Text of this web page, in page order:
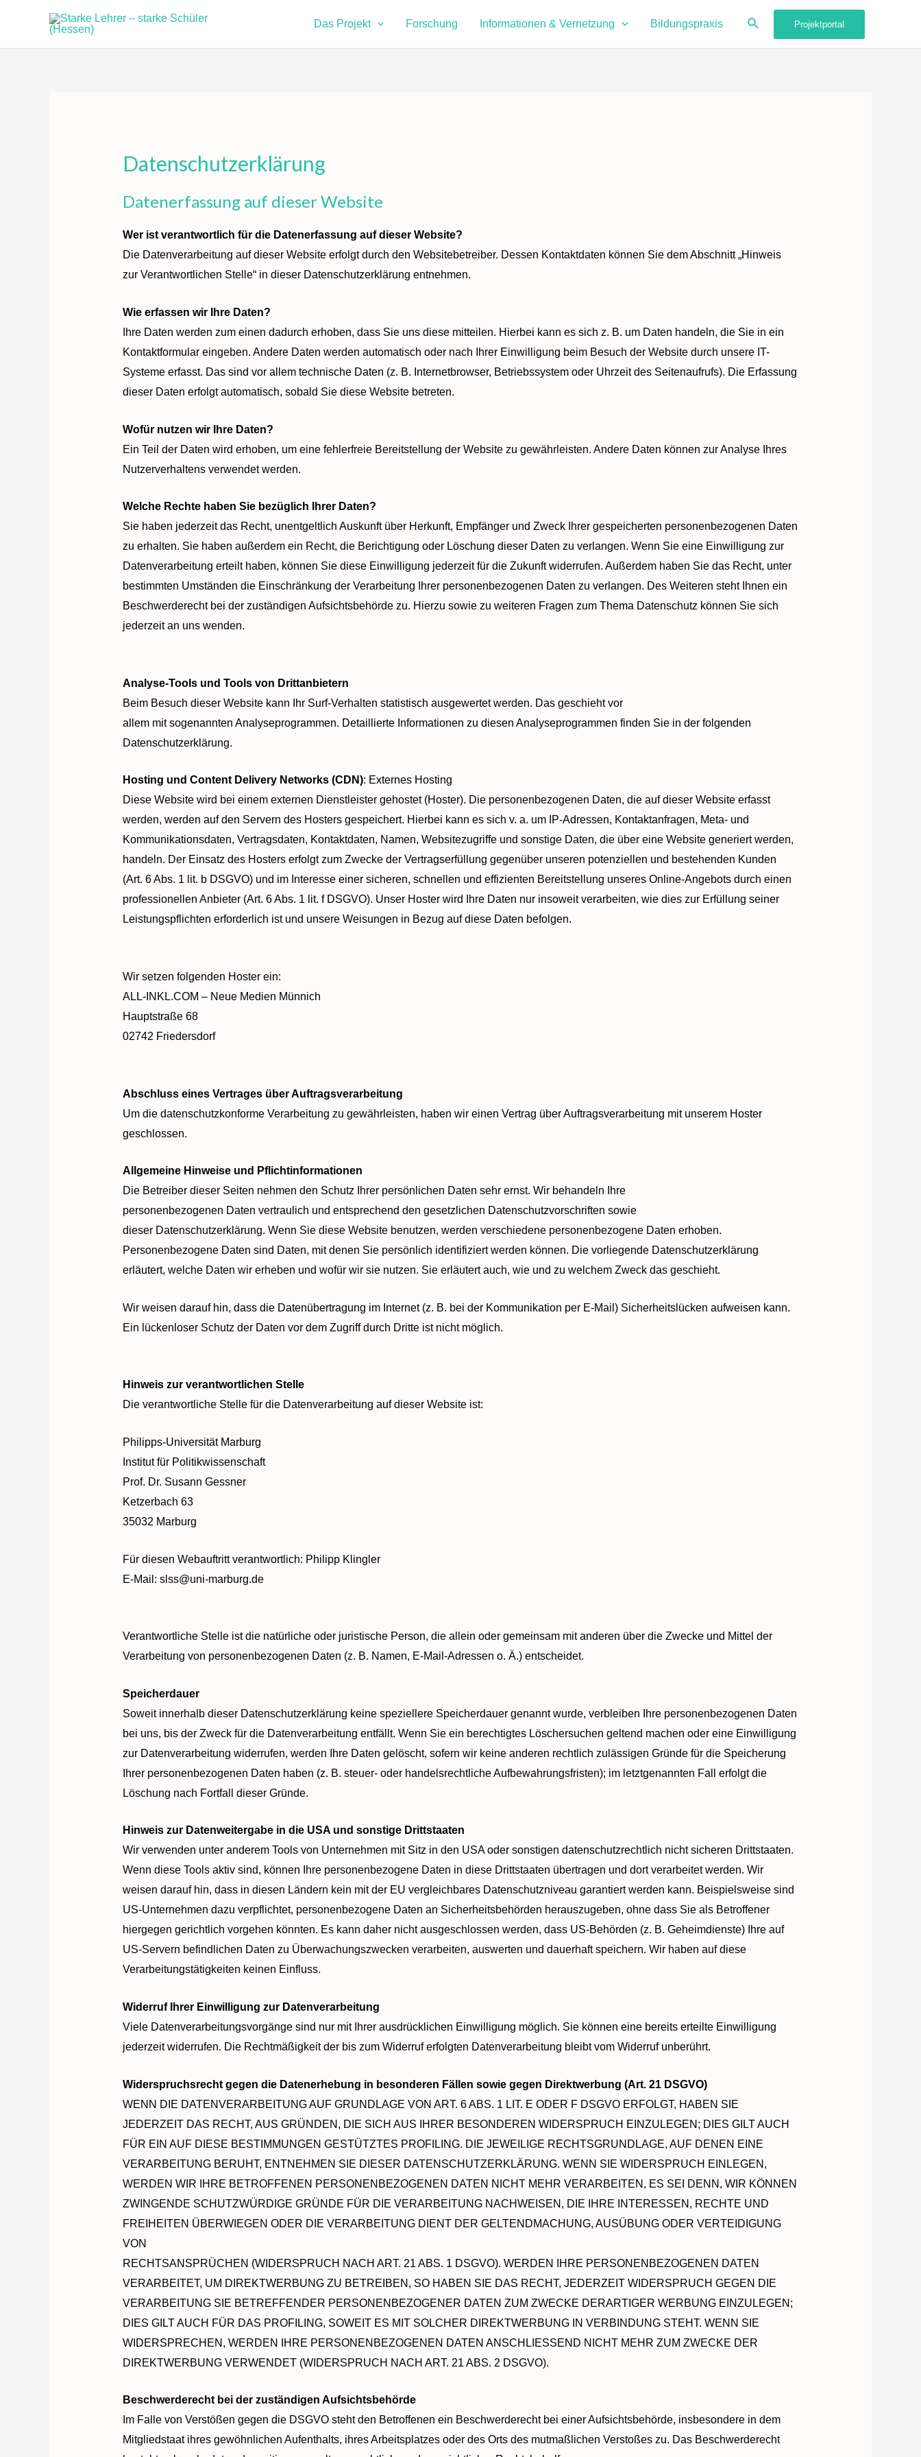
Das Projekt Forschung Informationen & Vernetzung Bildungspraxis Suche Projektportal
Datenschutzerklärung
Datenerfassung auf dieser Website
Wer ist verantwortlich für die Datenerfassung auf dieser Website?
Die Datenverarbeitung auf dieser Website erfolgt durch den Websitebetreiber. Dessen Kontaktdaten können Sie dem Abschnitt „Hinweis
zur Verantwortlichen Stelle“ in dieser Datenschutzerklärung entnehmen.
Wie erfassen wir Ihre Daten?
Ihre Daten werden zum einen dadurch erhoben, dass Sie uns diese mitteilen. Hierbei kann es sich z. B. um Daten handeln, die Sie in ein
Kontaktformular eingeben. Andere Daten werden automatisch oder nach Ihrer Einwilligung beim Besuch der Website durch unsere IT-
Systeme erfasst. Das sind vor allem technische Daten (z. B. Internetbrowser, Betriebssystem oder Uhrzeit des Seitenaufrufs). Die Erfassung
dieser Daten erfolgt automatisch, sobald Sie diese Website betreten.
Wofür nutzen wir Ihre Daten?
Ein Teil der Daten wird erhoben, um eine fehlerfreie Bereitstellung der Website zu gewährleisten. Andere Daten können zur Analyse Ihres
Nutzerverhaltens verwendet werden.
Welche Rechte haben Sie bezüglich Ihrer Daten?
Sie haben jederzeit das Recht, unentgeltlich Auskunft über Herkunft, Empfänger und Zweck Ihrer gespeicherten personenbezogenen Daten
zu erhalten. Sie haben außerdem ein Recht, die Berichtigung oder Löschung dieser Daten zu verlangen. Wenn Sie eine Einwilligung zur
Datenverarbeitung erteilt haben, können Sie diese Einwilligung jederzeit für die Zukunft widerrufen. Außerdem haben Sie das Recht, unter
bestimmten Umständen die Einschränkung der Verarbeitung Ihrer personenbezogenen Daten zu verlangen. Des Weiteren steht Ihnen ein
Beschwerderecht bei der zuständigen Aufsichtsbehörde zu. Hierzu sowie zu weiteren Fragen zum Thema Datenschutz können Sie sich
jederzeit an uns wenden.
Analyse-Tools und Tools von Drittanbietern
Beim Besuch dieser Website kann Ihr Surf-Verhalten statistisch ausgewertet werden. Das geschieht vor
allem mit sogenannten Analyseprogrammen. Detaillierte Informationen zu diesen Analyseprogrammen finden Sie in der folgenden
Datenschutzerklärung.
Hosting und Content Delivery Networks (CDN): Externes Hosting
Diese Website wird bei einem externen Dienstleister gehostet (Hoster). Die personenbezogenen Daten, die auf dieser Website erfasst
werden, werden auf den Servern des Hosters gespeichert. Hierbei kann es sich v. a. um IP-Adressen, Kontaktanfragen, Meta- und
Kommunikationsdaten, Vertragsdaten, Kontaktdaten, Namen, Websitezugriffe und sonstige Daten, die über eine Website generiert werden,
handeln. Der Einsatz des Hosters erfolgt zum Zwecke der Vertragserfüllung gegenüber unseren potenziellen und bestehenden Kunden
(Art. 6 Abs. 1 lit. b DSGVO) und im Interesse einer sicheren, schnellen und effizienten Bereitstellung unseres Online-Angebots durch einen
professionellen Anbieter (Art. 6 Abs. 1 lit. f DSGVO). Unser Hoster wird Ihre Daten nur insoweit verarbeiten, wie dies zur Erfüllung seiner
Leistungspflichten erforderlich ist und unsere Weisungen in Bezug auf diese Daten befolgen.
Wir setzen folgenden Hoster ein:
ALL-INKL.COM – Neue Medien Münnich
Hauptstraße 68
02742 Friedersdorf
Abschluss eines Vertrages über Auftragsverarbeitung
Um die datenschutzkonforme Verarbeitung zu gewährleisten, haben wir einen Vertrag über Auftragsverarbeitung mit unserem Hoster
geschlossen.
Allgemeine Hinweise und Pflichtinformationen
Die Betreiber dieser Seiten nehmen den Schutz Ihrer persönlichen Daten sehr ernst. Wir behandeln Ihre
personenbezogenen Daten vertraulich und entsprechend den gesetzlichen Datenschutzvorschriften sowie
dieser Datenschutzerklärung. Wenn Sie diese Website benutzen, werden verschiedene personenbezogene Daten erhoben.
Personenbezogene Daten sind Daten, mit denen Sie persönlich identifiziert werden können. Die vorliegende Datenschutzerklärung
erläutert, welche Daten wir erheben und wofür wir sie nutzen. Sie erläutert auch, wie und zu welchem Zweck das geschieht.
Wir weisen darauf hin, dass die Datenübertragung im Internet (z. B. bei der Kommunikation per E-Mail) Sicherheitslücken aufweisen kann.
Ein lückenloser Schutz der Daten vor dem Zugriff durch Dritte ist nicht möglich.
Hinweis zur verantwortlichen Stelle
Die verantwortliche Stelle für die Datenverarbeitung auf dieser Website ist:
Philipps-Universität Marburg
Institut für Politikwissenschaft
Prof. Dr. Susann Gessner
Ketzerbach 63
35032 Marburg
Für diesen Webauftritt verantwortlich: Philipp Klingler
E-Mail: slss@uni-marburg.de
Verantwortliche Stelle ist die natürliche oder juristische Person, die allein oder gemeinsam mit anderen über die Zwecke und Mittel der
Verarbeitung von personenbezogenen Daten (z. B. Namen, E-Mail-Adressen o. Ä.) entscheidet.
Speicherdauer
Soweit innerhalb dieser Datenschutzerklärung keine speziellere Speicherdauer genannt wurde, verbleiben Ihre personenbezogenen Daten
bei uns, bis der Zweck für die Datenverarbeitung entfällt. Wenn Sie ein berechtigtes Löschersuchen geltend machen oder eine Einwilligung
zur Datenverarbeitung widerrufen, werden Ihre Daten gelöscht, sofern wir keine anderen rechtlich zulässigen Gründe für die Speicherung
Ihrer personenbezogenen Daten haben (z. B. steuer- oder handelsrechtliche Aufbewahrungsfristen); im letztgenannten Fall erfolgt die
Löschung nach Fortfall dieser Gründe.
Hinweis zur Datenweitergabe in die USA und sonstige Drittstaaten
Wir verwenden unter anderem Tools von Unternehmen mit Sitz in den USA oder sonstigen datenschutzrechtlich nicht sicheren Drittstaaten.
Wenn diese Tools aktiv sind, können Ihre personenbezogene Daten in diese Drittstaaten übertragen und dort verarbeitet werden. Wir
weisen darauf hin, dass in diesen Ländern kein mit der EU vergleichbares Datenschutzniveau garantiert werden kann. Beispielsweise sind
US-Unternehmen dazu verpflichtet, personenbezogene Daten an Sicherheitsbehörden herauszugeben, ohne dass Sie als Betroffener
hiergegen gerichtlich vorgehen könnten. Es kann daher nicht ausgeschlossen werden, dass US-Behörden (z. B. Geheimdienste) Ihre auf
US-Servern befindlichen Daten zu Überwachungszwecken verarbeiten, auswerten und dauerhaft speichern. Wir haben auf diese
Verarbeitungstätigkeiten keinen Einfluss.
Widerruf Ihrer Einwilligung zur Datenverarbeitung
Viele Datenverarbeitungsvorgänge sind nur mit Ihrer ausdrücklichen Einwilligung möglich. Sie können eine bereits erteilte Einwilligung
jederzeit widerrufen. Die Rechtmäßigkeit der bis zum Widerruf erfolgten Datenverarbeitung bleibt vom Widerruf unberührt.
Widerspruchsrecht gegen die Datenerhebung in besonderen Fällen sowie gegen Direktwerbung (Art. 21 DSGVO)
WENN DIE DATENVERARBEITUNG AUF GRUNDLAGE VON ART. 6 ABS. 1 LIT. E ODER F DSGVO ERFOLGT, HABEN SIE
JEDERZEIT DAS RECHT, AUS GRÜNDEN, DIE SICH AUS IHRER BESONDEREN WIDERSPRUCH EINZULEGEN; DIES GILT AUCH
FÜR EIN AUF DIESE BESTIMMUNGEN GESTÜTZTES PROFILING. DIE JEWEILIGE RECHTSGRUNDLAGE, AUF DENEN EINE
VERARBEITUNG BERUHT, ENTNEHMEN SIE DIESER DATENSCHUTZERKLÄRUNG. WENN SIE WIDERSPRUCH EINLEGEN,
WERDEN WIR IHRE BETROFFENEN PERSONENBEZOGENEN DATEN NICHT MEHR VERARBEITEN, ES SEI DENN, WIR KÖNNEN
ZWINGENDE SCHUTZWÜRDIGE GRÜNDE FÜR DIE VERARBEITUNG NACHWEISEN, DIE IHRE INTERESSEN, RECHTE UND
FREIHEITEN ÜBERWIEGEN ODER DIE VERARBEITUNG DIENT DER GELTENDMACHUNG, AUSÜBUNG ODER VERTEIDIGUNG
VON
RECHTSANSPRÜCHEN (WIDERSPRUCH NACH ART. 21 ABS. 1 DSGVO). WERDEN IHRE PERSONENBEZOGENEN DATEN
VERARBEITET, UM DIREKTWERBUNG ZU BETREIBEN, SO HABEN SIE DAS RECHT, JEDERZEIT WIDERSPRUCH GEGEN DIE
VERARBEITUNG SIE BETREFFENDER PERSONENBEZOGENER DATEN ZUM ZWECKE DERARTIGER WERBUNG EINZULEGEN;
DIES GILT AUCH FÜR DAS PROFILING, SOWEIT ES MIT SOLCHER DIREKTWERBUNG IN VERBINDUNG STEHT. WENN SIE
WIDERSPRECHEN, WERDEN IHRE PERSONENBEZOGENEN DATEN ANSCHLIESSEND NICHT MEHR ZUM ZWECKE DER
DIREKTWERBUNG VERWENDET (WIDERSPRUCH NACH ART. 21 ABS. 2 DSGVO).
Beschwerderecht bei der zuständigen Aufsichtsbehörde
Im Falle von Verstößen gegen die DSGVO steht den Betroffenen ein Beschwerderecht bei einer Aufsichtsbehörde, insbesondere in dem
Mitgliedstaat ihres gewöhnlichen Aufenthalts, ihres Arbeitsplatzes oder des Orts des mutmaßlichen Verstoßes zu. Das Beschwerderecht